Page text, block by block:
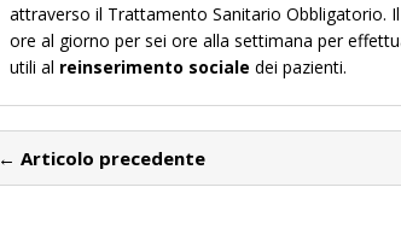
attraverso il Trattamento Sanitario Obbligatorio.
ore al giorno per sei ore alla settimana per
utili al reinserimento sociale dei pazienti.
← Articolo precedente